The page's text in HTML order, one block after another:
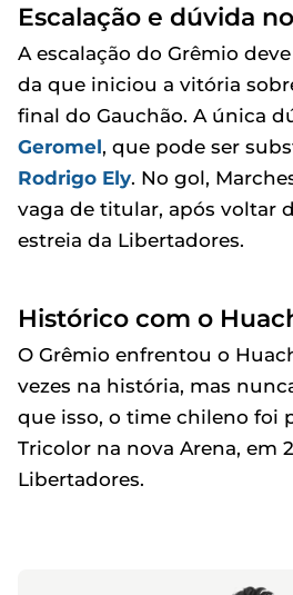
Escalação e dúvida
A escalação do Grêmio
da que iniciou a vitória
final do Gauchão. A única
Geromel, que pode ser
Rodrigo Ely. No gol,
vaga de titular, após voltar
estreia da Libertadores.
Histórico com o
O Grêmio enfrentou o
vezes na história, mas
que isso, o time chileno foi
Tricolor na nova Arena, em
Libertadores.